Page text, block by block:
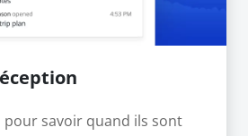
pour savoir quand ils sont